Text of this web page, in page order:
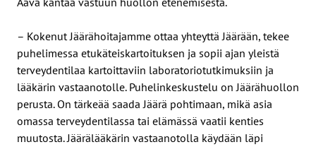
– Kokenut Jäärähoitajamme ottaa yhteyttä Jäärään, tekee
puhelimessa etukäteiskartoituksen ja sopii ajan yleistä
terveydentilaa kartoittaviin laboratoriotutkimuksiin ja
lääkärin vastaanotolle. Puhelinkeskustelu on Jäärähuollon
perusta. On tärkeää saada Jäärä pohtimaan, mikä asia
omassa terveydentilassa tai elämässä vaatii kenties
muutosta. Jäärälääkärin vastaanotolla käydään läpi